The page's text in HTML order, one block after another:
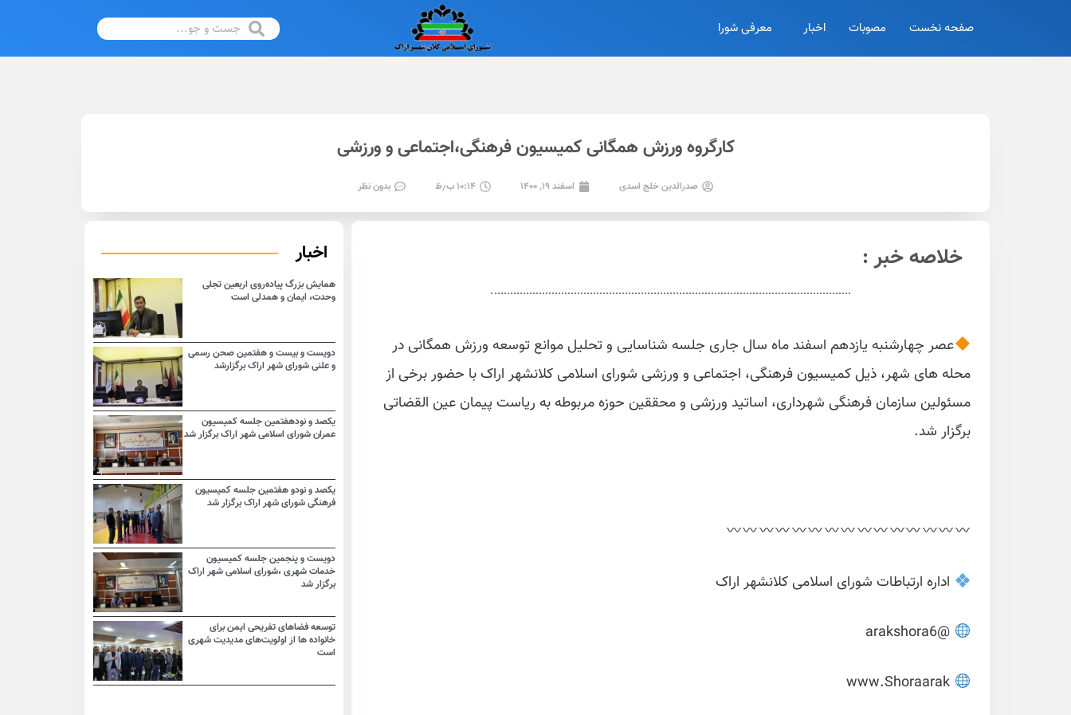
صفحه نخست مصوبات اخبار معرفی شورا
کارگروه ورزش همگانی کمیسیون فرهنگی،اجتماعی و ورزشی
صدرالدین خلج اسدی اسفند ۱۹, ۱۴۰۰ ۱۰:۱۴ ب٫ظ بدون نظر
خلاصه خبر :
عصر چهارشنبه یازدهم اسفند ماه سال جاری جلسه شناسایی و تحلیل موانع توسعه ورزش همگانی در
محله های شهر، ذیل کمیسیون فرهنگی، اجتماعی و ورزشی شورای اسلامی کلانشهر اراک با حضور برخی از
مسئولین سازمان فرهنگی شهرداری، اساتید ورزشی و محققین حوزه مربوطه به ریاست پیمان عین القضاتی
برگزار شد.
اداره ارتباطات شورای اسلامی کلانشهر اراک
@arakshora6
اخبار
همایش بزرگ پیاده‌روی اربعین تجلی
وحدت، ایمان و همدلی است
دویست و بیست و هفتمین صحن رسمی
و علنی شورای شهر اراک برگزارشد
یکصد و نودهفتمین جلسه کمیسیون
عمران شورای اسلامی شهر اراک برگزار شد
یکصد و نودو هفتمین جلسه کمیسیون
فرهنگی شورای شهر اراک برگزار شد
دویست و پنجمین جلسه کمیسیون
خدمات شهری ،شورای اسلامی شهر اراک
برگزار شد
توسعه فضاهای تفریحی ایمن برای
خانواده ها از اولویت‌های مدیدیت شهری
است